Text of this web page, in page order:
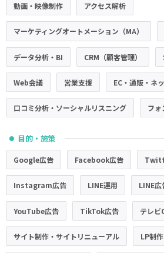
動画・映像制作 アクセス解析
マーケティングオートメーション（MA）
データ分析・BI CRM（顧客管理）
Web会議 営業支援 EC・通販・ネ
口コミ分析・ソーシャルリスニング フォ
● 目的・施策
Google広告 Facebook広告
Instagram広告 LINE運用 LINE広
YouTube広告 TikTok広告 テレビ
サイト制作・サイトリニューアル LP制